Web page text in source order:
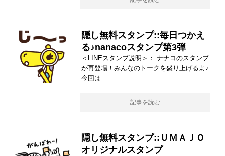
隠し無料スタンプ::毎日つかえ
る♪nanacoスタンプ第3弾
＜LINEスタンプ説明＞： ナナコのスタンプ
が再登場！みんなのトークを盛り上げるよ♪
今回は
記事を読む
隠し無料スタンプ::ＵＭＡＪＯ
オリジナルスタンプ